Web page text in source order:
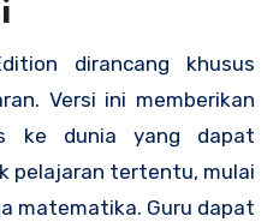
dirancang khusus
Versi ini memberikan
ke dunia yang dapat
pelajaran tertentu, mulai
matematika. Guru dapat